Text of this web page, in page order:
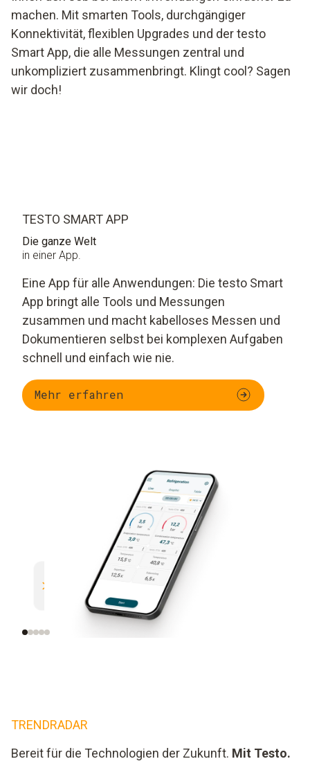
machen. Mit smarten Tools, durchgängiger
Konnektivität, flexiblen Upgrades und der testo
Smart App, die alle Messungen zentral und
unkompliziert zusammenbringt. Klingt cool? Sagen
wir doch!
TESTO SMART APP
Die ganze Welt
in einer App.
Eine App für alle Anwendungen: Die testo Smart
App bringt alle Tools und Messungen
zusammen und macht kabelloses Messen und
Dokumentieren selbst bei komplexen Aufgaben
schnell und einfach wie nie.
Mehr erfahren
SMART
Automatisches Bluetooth Pairing
TRENDRADAR
Bereit für die Technologien der Zukunft. Mit Testo.